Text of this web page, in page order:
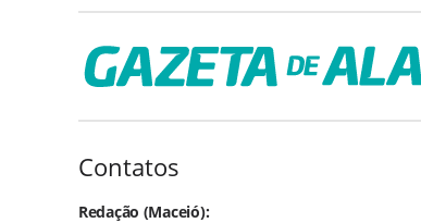
Contatos
Redação (Maceió):